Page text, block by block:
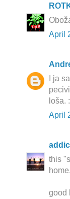
April
I ja
loša.
April
this
home.
good